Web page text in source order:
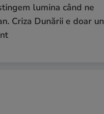
lumina când ne
Criza Dunării e doar un